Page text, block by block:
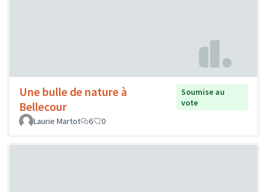
Une bulle de nature à
Bellecour
Soumise au
vote
Laurie Martot
6 0